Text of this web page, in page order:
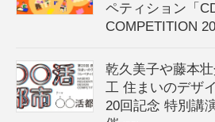
ペティション「
COMPETITION
乾久美子や藤本
工 住まいのデザ
20回記念 特別講